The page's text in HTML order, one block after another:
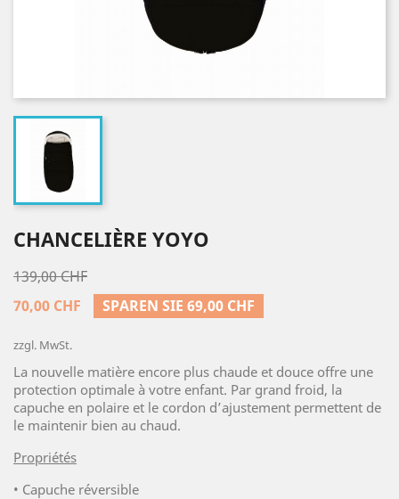
CHANCELIÈRE YOYO
139,00 CHF
70,00 CHF
SPAREN SIE 69,00 CHF
zzgl. MwSt.
La nouvelle matière encore plus chaude et douce offre une
protection optimale à votre enfant. Par grand froid, la
capuche en polaire et le cordon d’ajustement permettent de
le maintenir bien au chaud.
Propriétés
• Capuche réversible